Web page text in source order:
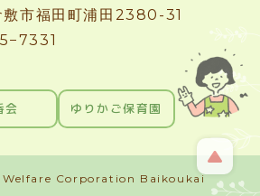
敷市福田町浦田2380-31
会 ゆりかご保育園
Welfare Corporation Baikoukai